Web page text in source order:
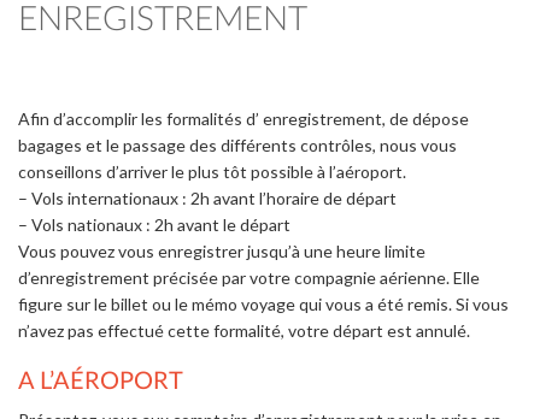
ENREGISTREMENT
Afin d’accomplir les formalités d’ enregistrement, de dépose
bagages et le passage des différents contrôles, nous vous
conseillons d’arriver le plus tôt possible à l’aéroport.
– Vols internationaux : 2h avant l’horaire de départ
– Vols nationaux : 2h avant le départ
Vous pouvez vous enregistrer jusqu’à une heure limite
d’enregistrement précisée par votre compagnie aérienne. Elle
figure sur le billet ou le mémo voyage qui vous a été remis. Si vous
n’avez pas effectué cette formalité, votre départ est annulé.
A L’AÉROPORT